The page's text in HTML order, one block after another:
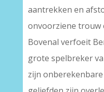
aantrekken en
onvoorziene trouw
Bovenal verfoeit
grote spelbreker
zijn